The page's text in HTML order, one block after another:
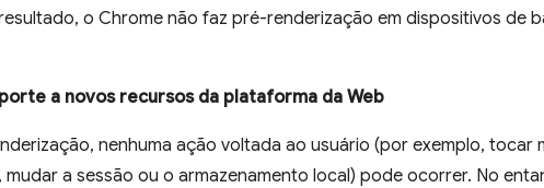
o Chrome não faz pré-renderização em dispositivos de
a novos recursos da plataforma da Web
nenhuma ação voltada ao usuário (por exemplo, tocar
mudar a sessão ou o armazenamento local) pode ocorrer. No